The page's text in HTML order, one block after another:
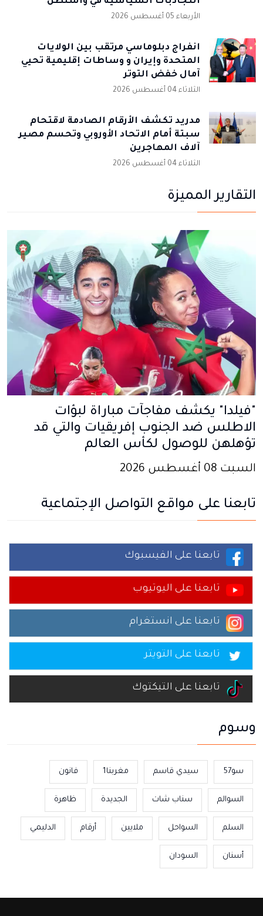
الأربعاء 05 أغسطس 2026
انفراج دبلوماسي مرتقب بين الولايات
المتحدة وإيران و وساطات إقليمية تحيي
آمال خفض التوتر
الثلاثاء 04 أغسطس 2026
مدريد تكشف الأرقام الصادمة لاقتحام
سبتة أمام الاتحاد الأوروبي وتحسم مصير
آلاف المهاجرين
الثلاثاء 04 أغسطس 2026
التقارير المميزة
"فيلدا" يكشف مفاجآت مباراة لبؤات
الاطلس ضد الجنوب إفريقيات والتي قد
تؤهلهن للوصول لكأس العالم
السبت 08 أغسطس 2026
تابعنا على مواقع التواصل الإجتماعية
تابعنا على الفيسبوك
تابعنا على اليوتيوب
تابعنا على انستغرام
تابعنا على التويتر
تابعنا على التيكتوك
وسوم
سو57 سيدي قاسم مغربنا1 فانون
السوالم سناب شات الجديدة ظاهرة
السلم السواحل ملايين أرقام الدليمي
أسنان السودان